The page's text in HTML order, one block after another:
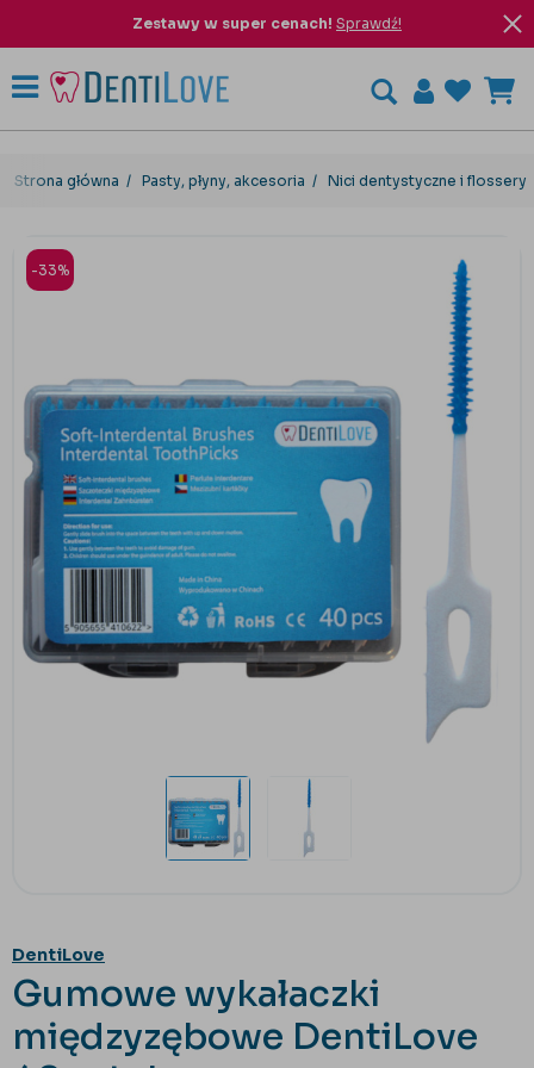
Zestawy w super cenach! Sprawdź!
Strona główna Pasty, płyny, akcesoria Nici dentystyczne i flossery
-33%
DentiLove
Gumowe wykałaczki
międzyzębowe DentiLove